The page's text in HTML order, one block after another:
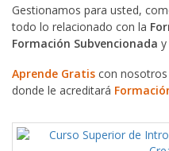
Gestionamos para usted,
todo lo relacionado con la
Formación Subvencionada y
Aprende Gratis con nosotros
donde le acreditará